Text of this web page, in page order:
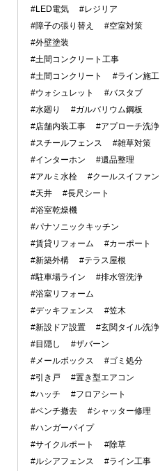
#LED電気
#レジリア
#障子の張り替え
#空室対策
#外壁塗装
#土間コンクリート工事
#土間コンクリート
#ライン施工
#ウォシュレット
#バスタブ
#水廻り
#ガルバリウム鋼板
#店舗内装工事
#アプローチ洗浄
#スチールフェンス
#雑草対策
#インターホン
#遺品整理
#アルミ水栓
#クールスイファン
#天井
#長尺シート
#浴室乾燥機
#パナソニックキッチン
#賃貸リフォーム
#カーポート
#新築外構
#テラス屋根
#駐車場ライン
#排水管洗浄
#浴室リフォーム
#デッキフェンス
#笠木
#新設ドア設置
#玄関タイル洗浄
#目隠し
#ザバーン
#メールボックス
#ゴミ処分
#引き戸
#置き型エアコン
#ハッチ
#フロアシート
#ベンチ撤去
#シャッター修理
#ハンガーパイプ
#サイクルポート
#除草
#ルシアフェンス
#ライン工事